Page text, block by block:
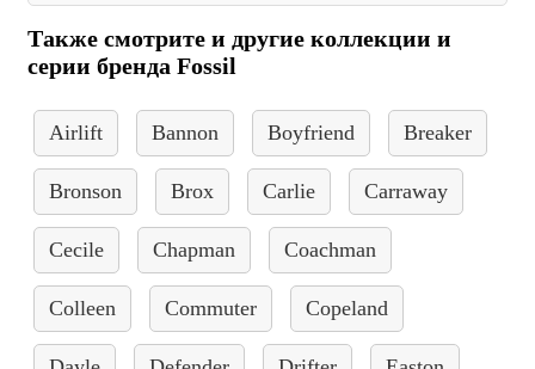
Также смотрите и другие коллекции и
серии бренда Fossil
Airlift Bannon Boyfriend Breaker
Bronson Brox Carlie Carraway
Cecile Chapman Coachman
Colleen Commuter Copeland